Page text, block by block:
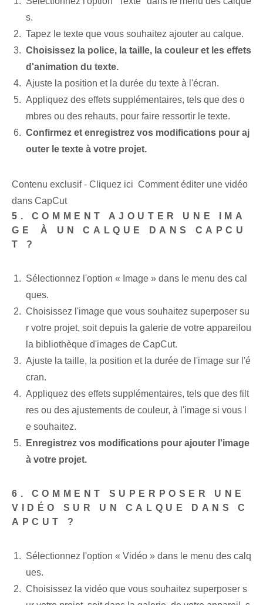
s.
Tapez le texte⁢ que vous souhaitez ajouter au calque.
Choisissez la police, la taille, la couleur et les effets
d'animation du texte.
Ajuste la position et la durée du texte à l'écran.
Appliquez des ⁢effets supplémentaires, tels que des o
mbres ou des rehauts⁤, pour faire ressortir le texte.
Confirmez et enregistrez vos modifications pour aj
outer le texte à votre projet.
Contenu exclusif - Cliquez ici Comment éditer une vidéo
dans CapCut
5.‌ COMMENT AJOUTER UNE IMA
GE⁢ À UN ‌CALQUE DANS CAPCU
T ?
Sélectionnez l'option « Image » dans le menu des cal
ques.
Choisissez l'⁢image‍ que vous souhaitez⁣ superposer ⁣su
r votre projet, ⁢soit depuis la galerie de votre appareil⁣ou
la bibliothèque d'images de CapCut.
Ajuste la taille, la position et la durée de l'image sur l'é
cran.
Appliquez des effets supplémentaires, tels que des filt
res ou des ajustements de couleur, à l'image si vous l
e souhaitez.
Enregistrez vos modifications pour ajouter l'image
à votre projet.
6. COMMENT SUPERPOSER UNE
VIDÉO SUR UN CALQUE DANS C
APCUT ?
Sélectionnez l'option « Vidéo » dans le menu des calq
ues.
Choisissez la vidéo⁤ que vous souhaitez superposer s